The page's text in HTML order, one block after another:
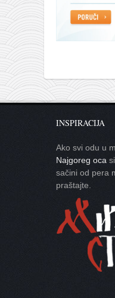
INSPIRACIJA
Ako svi odu u
Najgoreg oca
sačini od pera
praštajte.